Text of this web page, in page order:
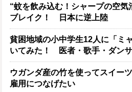
“蚊を飲み込む！シャープの空
ブレイク！ 日本に逆上陸
貧困地域の小中学生12人に「ミ
いてみた！ 医者・歌手・ダン
ウガンダ産の竹を使ってスイー
雇用につなげたい